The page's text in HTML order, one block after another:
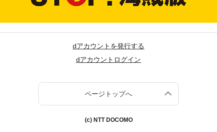
dアカウントを発行する
dアカウントログイン
ページトップへ
(c) NTT DOCOMO